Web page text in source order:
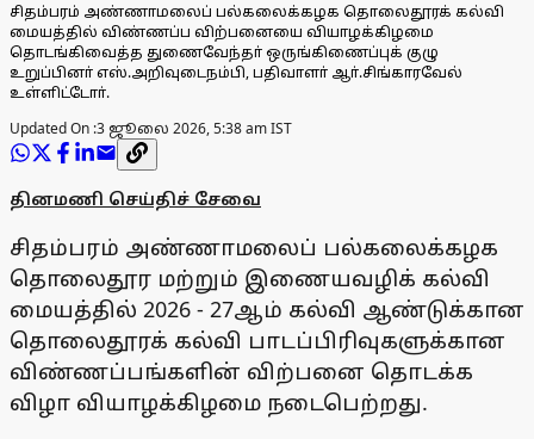
சிதம்பரம் அண்ணாமலைப் பல்கலைக்கழக தொலைதூரக் கல்வி
மையத்தில் விண்ணப்ப விற்பனையை வியாழக்கிழமை
தொடங்கிவைத்த துணைவேந்தா் ஒருங்கிணைப்புக் குழு
உறுப்பினா் எஸ்.அறிவுடைநம்பி, பதிவாளா் ஆா்.சிங்காரவேல்
உள்ளிட்டோா்.
Updated On :3 ஜூலை 2026, 5:38 am IST
தினமணி செய்திச் சேவை
சிதம்பரம் அண்ணாமலைப் பல்கலைக்கழக
தொலைதூர மற்றும் இணையவழிக் கல்வி
மையத்தில் 2026 - 27ஆம் கல்வி ஆண்டுக்கான
தொலைதூரக் கல்வி பாடப்பிரிவுகளுக்கான
விண்ணப்பங்களின் விற்பனை தொடக்க
விழா வியாழக்கிழமை நடைபெற்றது.